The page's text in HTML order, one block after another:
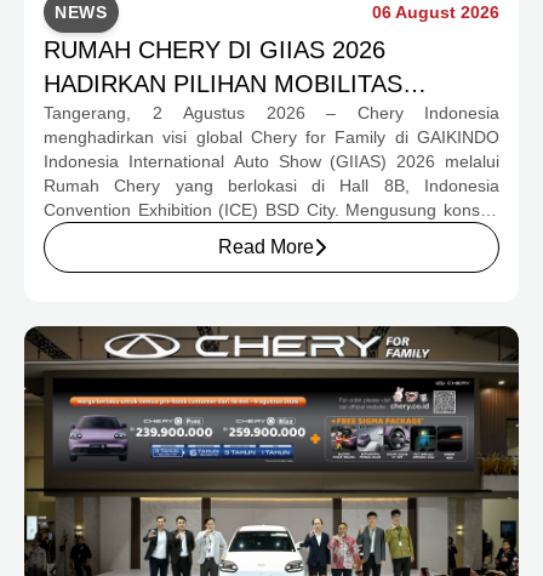
NEWS 06 August 2026
RUMAH CHERY DI GIIAS 2026
HADIRKAN PILIHAN MOBILITAS
LENGKAP DAN PROGRAM APRESIASI
KONSUMEN BERNILAI HAMPIR RP1
MILIAR
Tangerang, 2 Agustus 2026 – Chery Indonesia
menghadirkan visi global Chery for Family di GAIKINDO
Indonesia International Auto Show (GIIAS) 2026 melalui
Rumah Chery yang berlokasi di Hall 8B, Indonesia
Convention Exhibition (ICE) BSD City. Mengusung konsep
rumah yang hangat dan inklusif, Chery menghadirkan
pengalaman menyeluruh bagi keluarga Indonesia melalui
program apresiasi untuk konsumen.
Read More